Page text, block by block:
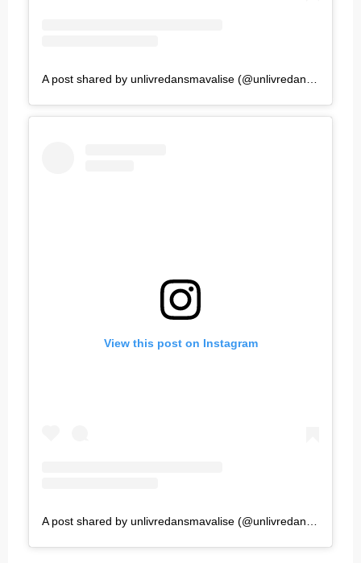
A post shared by unlivredansmavalise (@unlivredansmavalise)
View this post on Instagram